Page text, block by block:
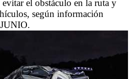
el obstáculo en la ruta y
según información